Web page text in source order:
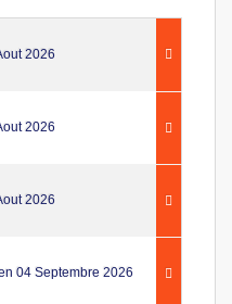
2026
2026
2026
04 Septembre 2026